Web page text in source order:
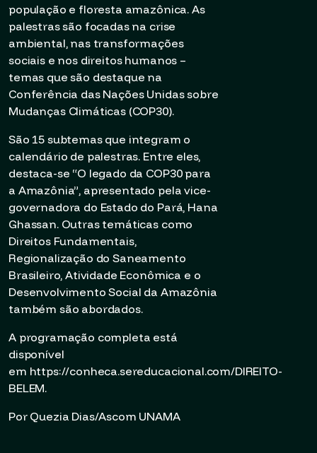
população e floresta amazônica. As
palestras são focadas na crise
ambiental, nas transformações
sociais e nos direitos humanos –
temas que são destaque na
Conferência das Nações Unidas sobre
Mudanças Climáticas (COP30).
São 15 subtemas que integram o
calendário de palestras. Entre eles,
destaca-se “O legado da COP30 para
a Amazônia”, apresentado pela vice-
governadora do Estado do Pará, Hana
Ghassan. Outras temáticas como
Direitos Fundamentais,
Regionalização do Saneamento
Brasileiro, Atividade Econômica e o
Desenvolvimento Social da Amazônia
também são abordados.
A programação completa está
disponível
em https://conheca.sereducacional.com/DIREITO-
BELEM.
Por Quezia Dias/Ascom UNAMA